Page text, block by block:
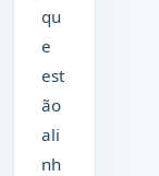
qu
e
est
ão
ali
nh